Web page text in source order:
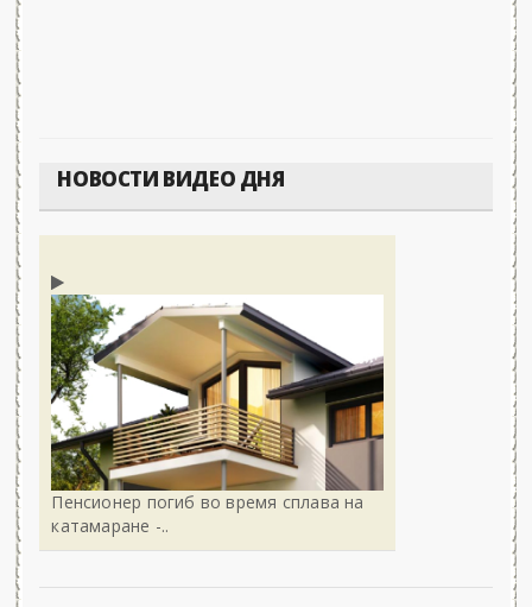
НОВОСТИ ВИДЕО ДНЯ
Пенсионер погиб во время сплава на
катамаране -..